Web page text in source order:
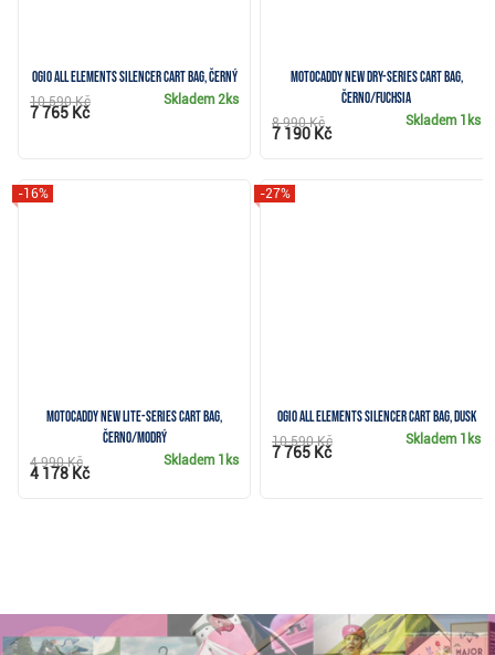
Ogio All Elements Silencer cart bag, černý
Skladem2ks
10 590 Kč
7 765 Kč
Motocaddy NEW Dry-Series cart bag,
černo/fuchsia
Skladem 1ks
8 990 Kč
7 190 Kč
Motocaddy NEW Lite-Series cart bag,
černo/modrý
-16%
Skladem 1ks
4 990 Kč
4 178 Kč
Ogio All Elements Silencer cart bag, dusk
-27%
Skladem 1ks
10 590 Kč
7 765 Kč